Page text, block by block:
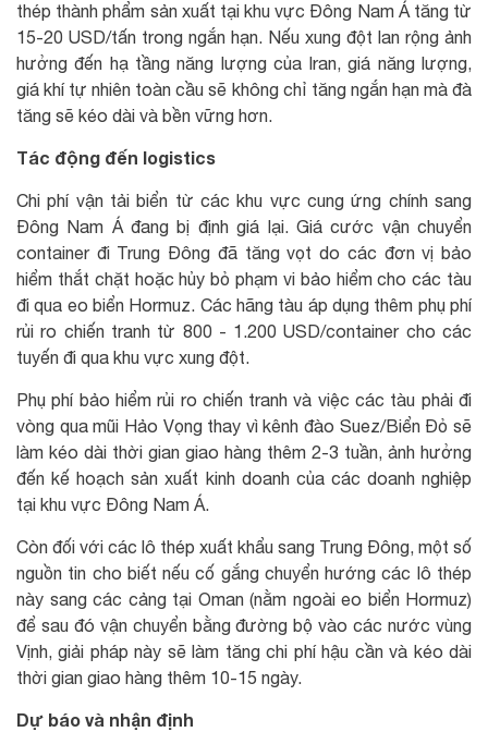
thép thành phẩm sản xuất tại khu vực Đông Nam Á tăng từ
15-20 USD/tấn trong ngắn hạn. Nếu xung đột lan rộng ảnh
hưởng đến hạ tầng năng lượng của Iran, giá năng lượng,
giá khí tự nhiên toàn cầu sẽ không chỉ tăng ngắn hạn mà đà
tăng sẽ kéo dài và bền vững hơn.
Tác động đến logistics
Chi phí vận tải biển từ các khu vực cung ứng chính sang
Đông Nam Á đang bị định giá lại. Giá cước vận chuyển
container đi Trung Đông đã tăng vọt do các đơn vị bảo
hiểm thắt chặt hoặc hủy bỏ phạm vi bảo hiểm cho các tàu
đi qua eo biển Hormuz. Các hãng tàu áp dụng thêm phụ phí
rủi ro chiến tranh từ 800 - 1.200 USD/container cho các
tuyến đi qua khu vực xung đột.
Phụ phí bảo hiểm rủi ro chiến tranh và việc các tàu phải đi
vòng qua mũi Hảo Vọng thay vì kênh đào Suez/Biển Đỏ sẽ
làm kéo dài thời gian giao hàng thêm 2-3 tuần, ảnh hưởng
đến kế hoạch sản xuất kinh doanh của các doanh nghiệp
tại khu vực Đông Nam Á.
Còn đối với các lô thép xuất khẩu sang Trung Đông, một số
nguồn tin cho biết nếu cố gắng chuyển hướng các lô thép
này sang các cảng tại Oman (nằm ngoài eo biển Hormuz)
để sau đó vận chuyển bằng đường bộ vào các nước vùng
Vịnh, giải pháp này sẽ làm tăng chi phí hậu cần và kéo dài
thời gian giao hàng thêm 10-15 ngày.
Dự báo và nhận định